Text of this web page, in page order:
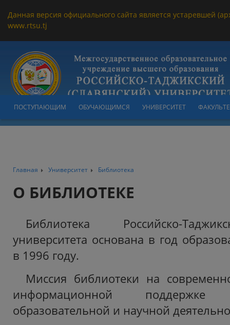
Данная версия официального сайта является устаревшей
www.rtsu.tj
ПОСТУПАЮЩИМ ОБУЧАЮЩИМСЯ УНИВЕРСИТЕТ
Главная Университет Библиотека
О БИБЛИОТЕКЕ
Библиотека Российско-
университета основана в год
в 1996 году.
Миссия библиотеки на
информационной
образовательной и научной